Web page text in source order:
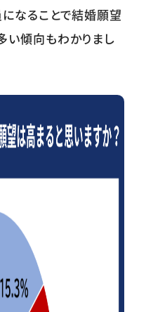
なることで結婚願望
い傾向もわかりまし